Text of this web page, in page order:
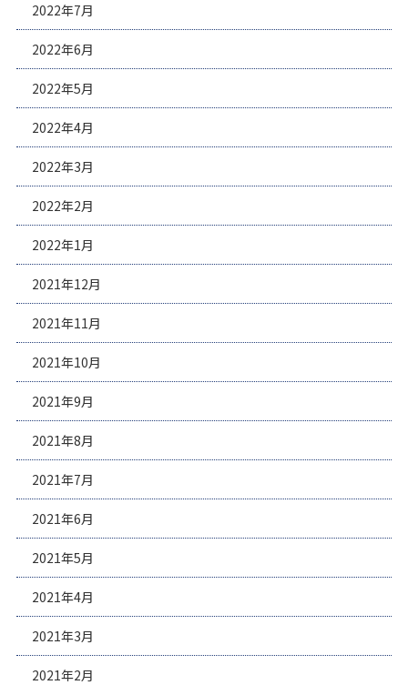
2022年7月
2022年6月
2022年5月
2022年4月
2022年3月
2022年2月
2022年1月
2021年12月
2021年11月
2021年10月
2021年9月
2021年8月
2021年7月
2021年6月
2021年5月
2021年4月
2021年3月
2021年2月